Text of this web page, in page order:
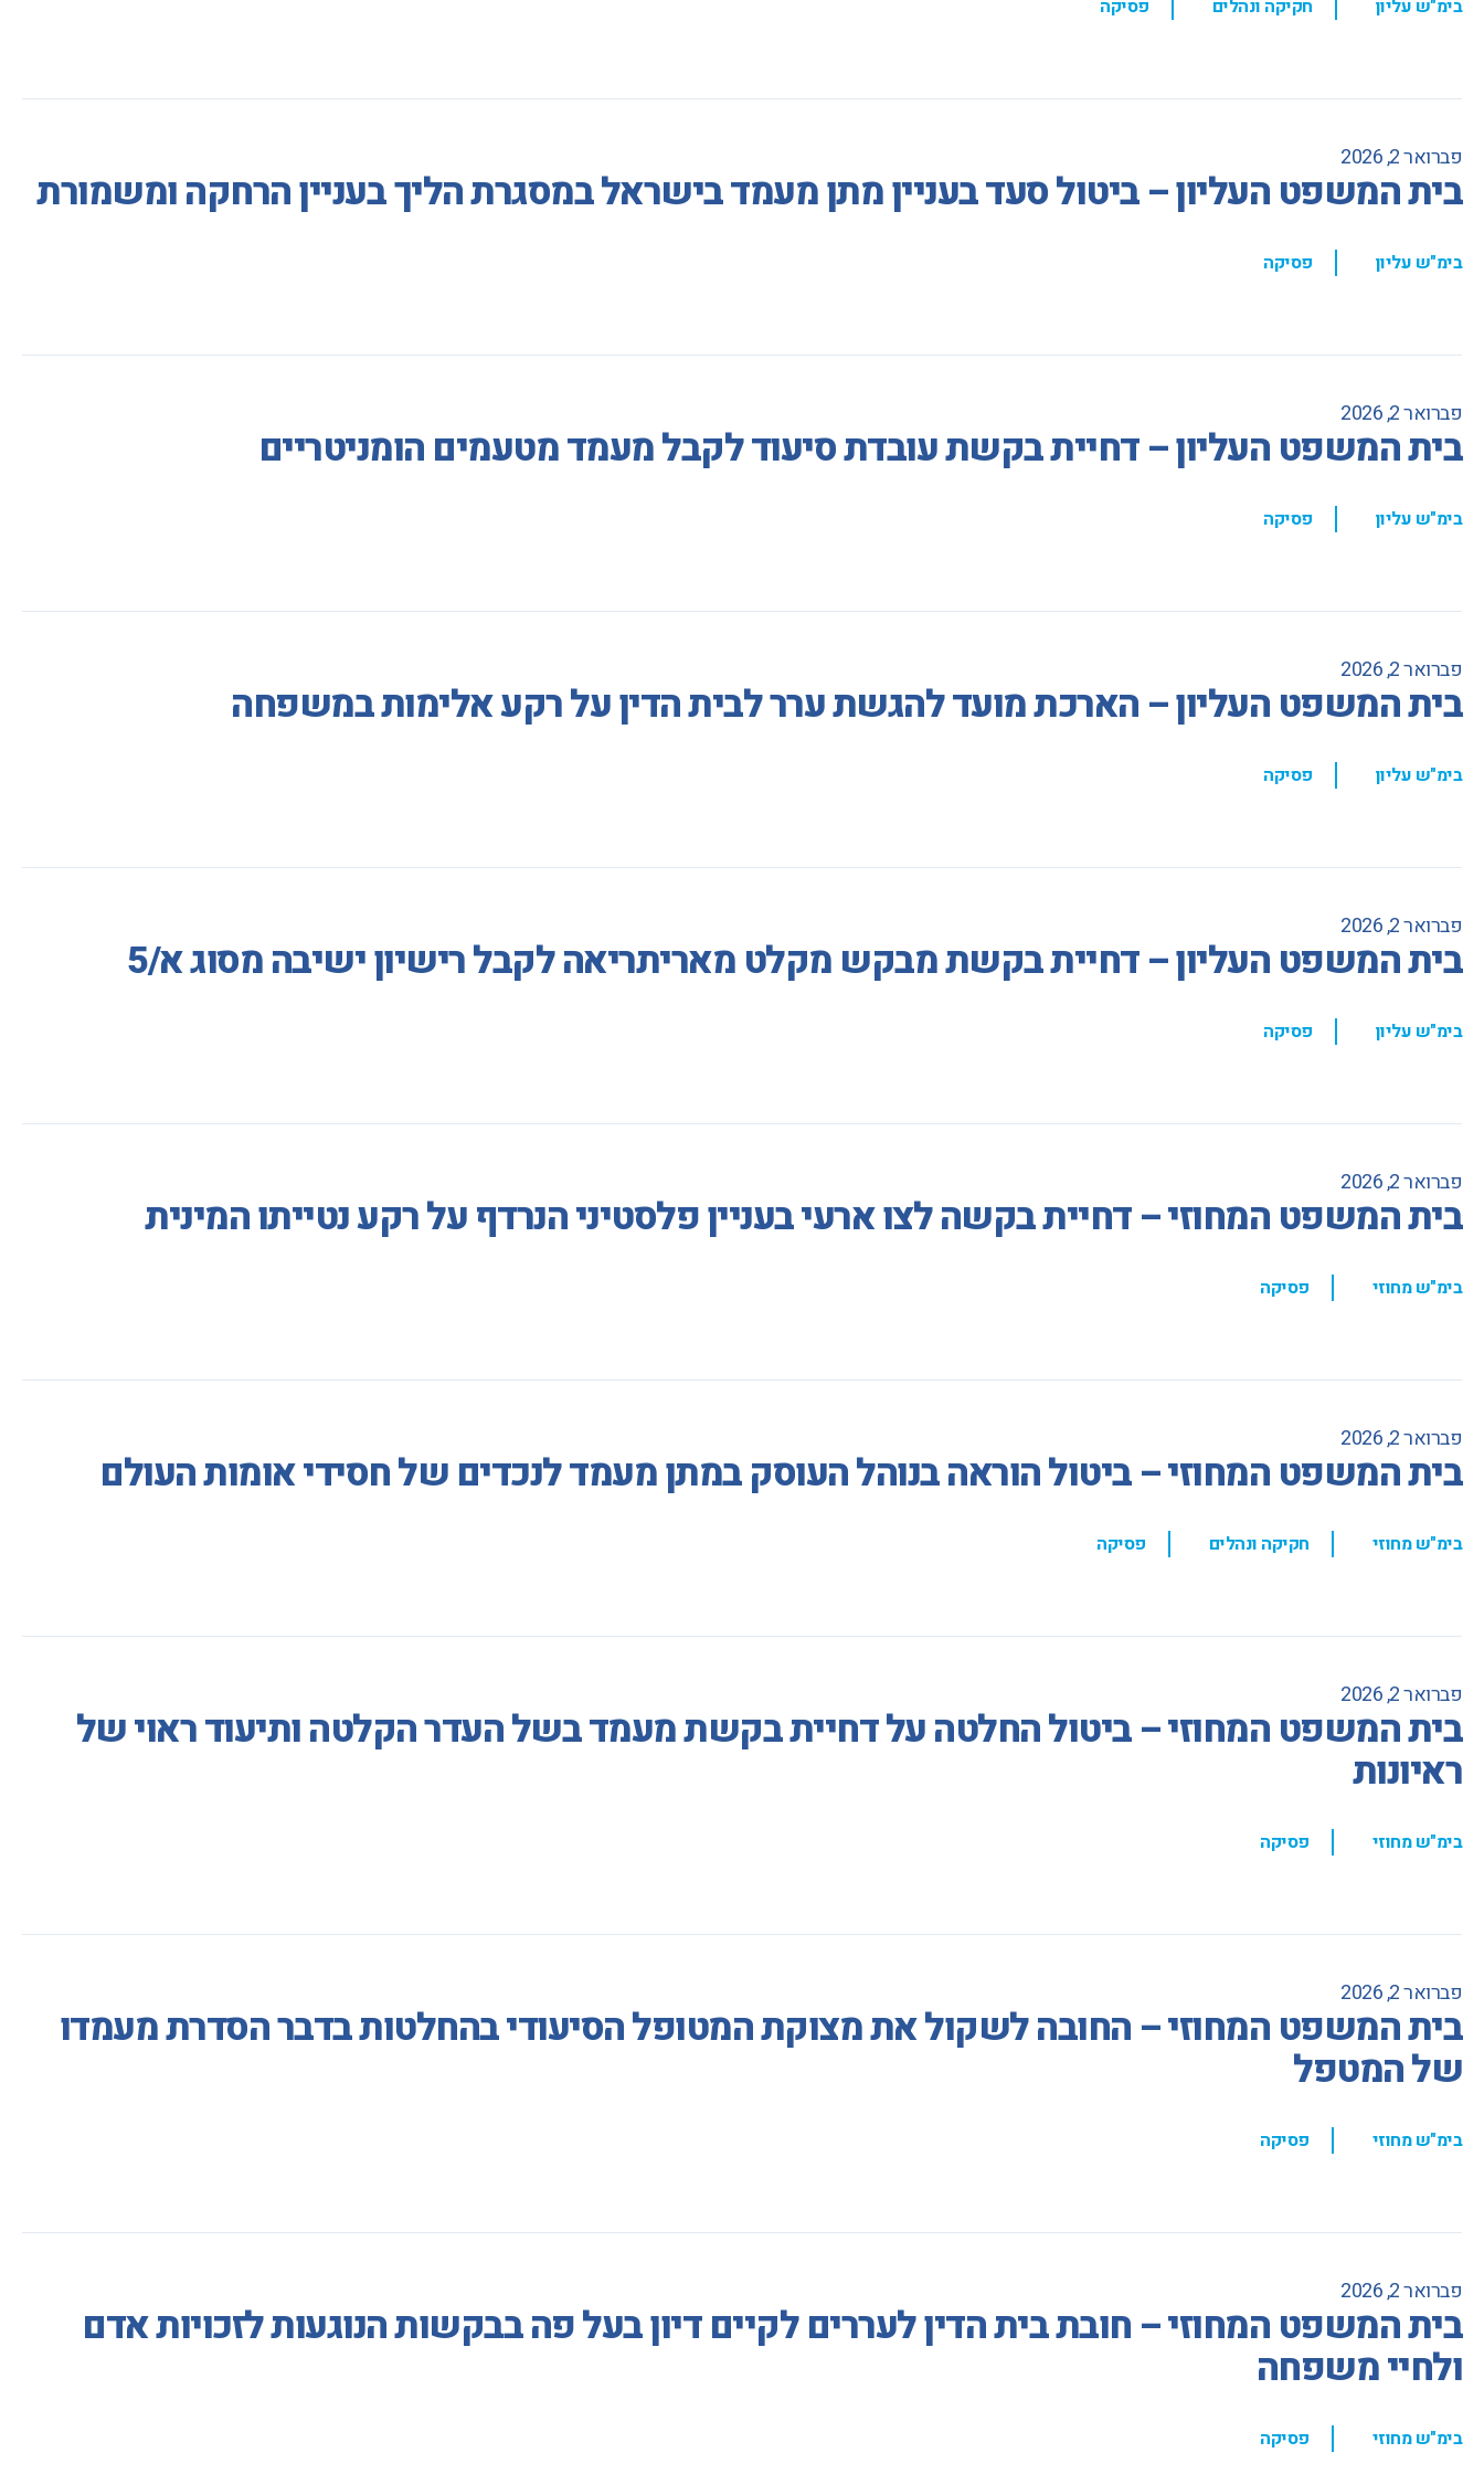
בימ"ש עליון חקיקה ונהלים פסיקה
פברואר 2, 2026
בית המשפט העליון – ביטול סעד בעניין מתן מעמד בישראל במסגרת הליך בעניין הרחקה ומשמורת
בימ"ש עליון , פסיקה
פברואר 2, 2026
בית המשפט העליון – דחיית בקשת עובדת סיעוד לקבל מעמד מטעמים הומניטריים
בימ"ש עליון , פסיקה
פברואר 2, 2026
בית המשפט העליון – הארכת מועד להגשת ערר לבית הדין על רקע אלימות במשפחה
בימ"ש עליון , פסיקה
פברואר 2, 2026
בית המשפט העליון – דחיית בקשת מבקש מקלט מאריתריאה לקבל רישיון ישיבה מסוג א/5
בימ"ש עליון , פסיקה
פברואר 2, 2026
בית המשפט המחוזי – דחיית בקשה לצו ארעי בעניין פלסטיני הנרדף על רקע נטייתו המינית
בימ"ש מחוזי , פסיקה
פברואר 2, 2026
בית המשפט המחוזי – ביטול הוראה בנוהל העוסק במתן מעמד לנכדים של חסידי אומות העולם
בימ"ש מחוזי , חקיקה ונהלים , פסיקה
פברואר 2, 2026
בית המשפט המחוזי – ביטול החלטה על דחיית בקשת מעמד בשל העדר הקלטה ותיעוד ראוי של
ראיונות
בימ"ש מחוזי , פסיקה
פברואר 2, 2026
בית המשפט המחוזי – החובה לשקול את מצוקת המטופל הסיעודי בהחלטות בדבר הסדרת מעמדו
של המטפל
בימ"ש מחוזי , פסיקה
פברואר 2, 2026
בית המשפט המחוזי – חובת בית הדין לעררים לקיים דיון בעל פה בבקשות הנוגעות לזכויות אדם
ולחיי משפחה
בימ"ש מחוזי , פסיקה